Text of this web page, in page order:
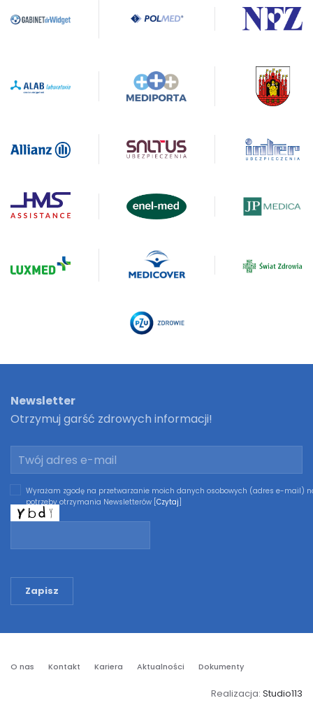
Newsletter
Otrzymuj garść zdrowych informacji!
Wyrażam zgodę na przetwarzanie moich danych osobowych (adres e-mail)
potrzeby otrzymania Newsletterów [ Czytaj
Zapisz
O nas Kontakt Kariera Aktualności Dokumenty
Realizacja: Studio113